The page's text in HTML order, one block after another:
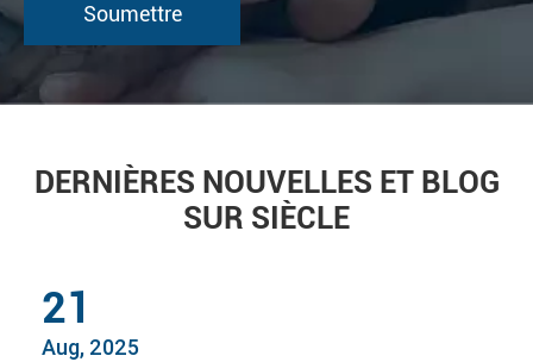
DERNIÈRES NOUVELLES ET BLOG
SUR SIÈCLE
21
Aug, 2025